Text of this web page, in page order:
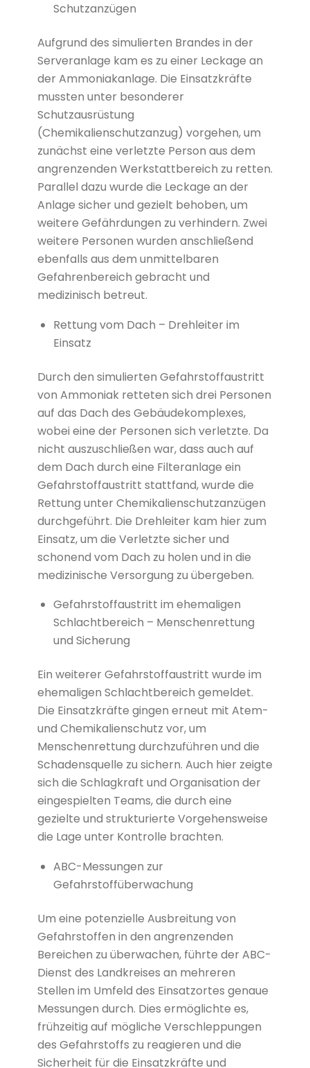
Schutzanzügen
Aufgrund des simulierten Brandes in der
Serveranlage kam es zu einer Leckage an
der Ammoniakanlage. Die Einsatzkräfte
mussten unter besonderer
Schutzausrüstung
(Chemikalienschutzanzug) vorgehen, um
zunächst eine verletzte Person aus dem
angrenzenden Werkstattbereich zu retten.
Parallel dazu wurde die Leckage an der
Anlage sicher und gezielt behoben, um
weitere Gefährdungen zu verhindern. Zwei
weitere Personen wurden anschließend
ebenfalls aus dem unmittelbaren
Gefahrenbereich gebracht und
medizinisch betreut.
Rettung vom Dach – Drehleiter im
Einsatz
Durch den simulierten Gefahrstoffaustritt
von Ammoniak retteten sich drei Personen
auf das Dach des Gebäudekomplexes,
wobei eine der Personen sich verletzte. Da
nicht auszuschließen war, dass auch auf
dem Dach durch eine Filteranlage ein
Gefahrstoffaustritt stattfand, wurde die
Rettung unter Chemikalienschutzanzügen
durchgeführt. Die Drehleiter kam hier zum
Einsatz, um die Verletzte sicher und
schonend vom Dach zu holen und in die
medizinische Versorgung zu übergeben.
Gefahrstoffaustritt im ehemaligen
Schlachtbereich – Menschenrettung
und Sicherung
Ein weiterer Gefahrstoffaustritt wurde im
ehemaligen Schlachtbereich gemeldet.
Die Einsatzkräfte gingen erneut mit Atem-
und Chemikalienschutz vor, um
Menschenrettung durchzuführen und die
Schadensquelle zu sichern. Auch hier zeigte
sich die Schlagkraft und Organisation der
eingespielten Teams, die durch eine
gezielte und strukturierte Vorgehensweise
die Lage unter Kontrolle brachten.
ABC-Messungen zur
Gefahrstoffüberwachung
Um eine potenzielle Ausbreitung von
Gefahrstoffen in den angrenzenden
Bereichen zu überwachen, führte der ABC-
Dienst des Landkreises an mehreren
Stellen im Umfeld des Einsatzortes genaue
Messungen durch. Dies ermöglichte es,
frühzeitig auf mögliche Verschleppungen
des Gefahrstoffs zu reagieren und die
Sicherheit für die Einsatzkräfte und